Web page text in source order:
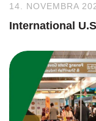
14. NOVEMBRA
International